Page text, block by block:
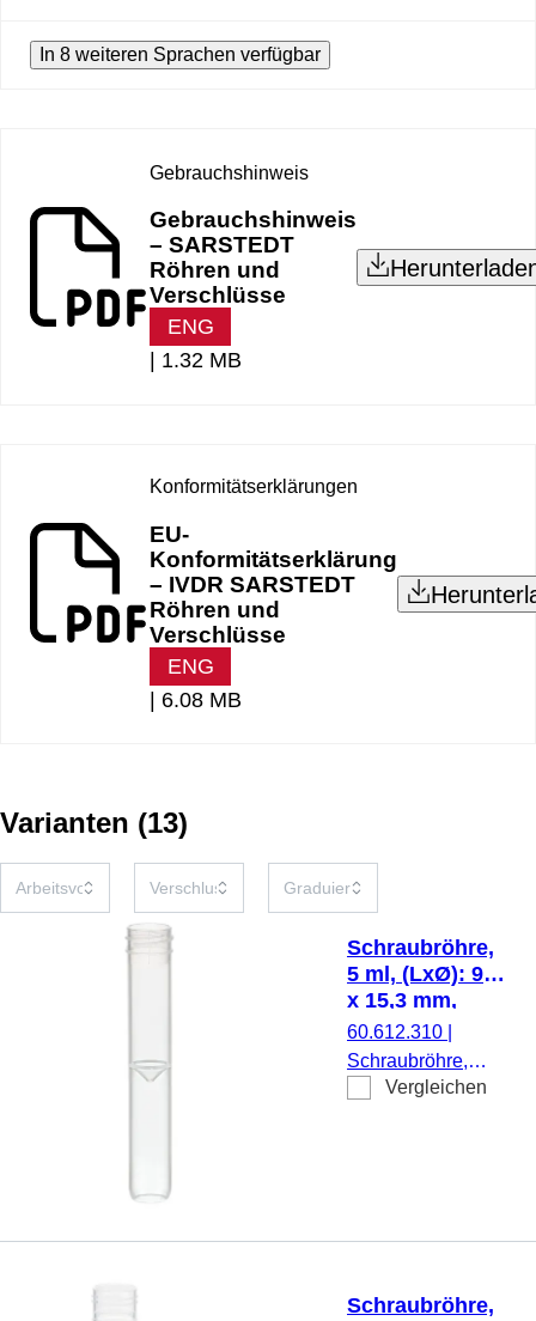
In 8 weiteren Sprachen verfügbar
Gebrauchshinweis
Gebrauchshinweis
– SARSTEDT
Röhren und
Verschlüsse
ENG
1.32 MB
Konformitätserklärungen
EU-
Konformitätserklärung
– IVDR SARSTEDT
Röhren und
Verschlüsse
ENG
6.08 MB
Varianten (13)
Schraubröhre,
5 ml, (LxØ): 92
x 15,3 mm,
Zwischenboden
konisch,
Röhrenboden
gerundet, PP,
60.612.310
Schraubröhre,
Arbeitsvolumen: 5
Vergleichen
Schraubröhre,